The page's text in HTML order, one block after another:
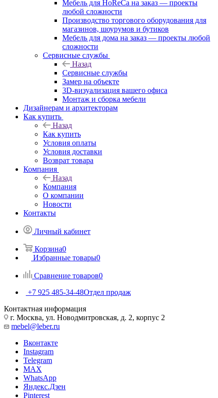
Мебель для HoReCa на заказ — проекты
любой сложности
Производство торгового оборудования для
магазинов, шоурумов и бутиков
Мебель для дома на заказ — проекты любой
сложности
Сервисные службы
Назад
Сервисные службы
Замер на объекте
3D-визуализация вашего офиса
Монтаж и сборка мебели
Дизайнерам и архитекторам
Как купить
Назад
Как купить
Условия оплаты
Условия доставки
Возврат товара
Компания
Назад
Компания
О компании
Новости
Контакты
Личный кабинет
Корзина0
Избранные товары0
Сравнение товаров0
+7 925 485-34-48Отдел продаж
Контактная информация
г. Москва, ул. Новодмитровская, д. 2, корпус 2
mebel@leber.ru
Вконтакте
Instagram
Telegram
MAX
WhatsApp
Яндекс.Дзен
Pinterest